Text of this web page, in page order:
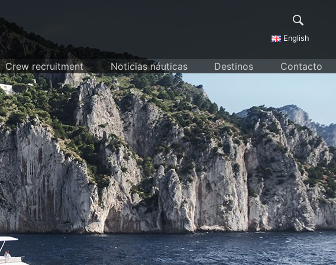
English
Crew recruitment Noticias náuticas Destinos Contacto